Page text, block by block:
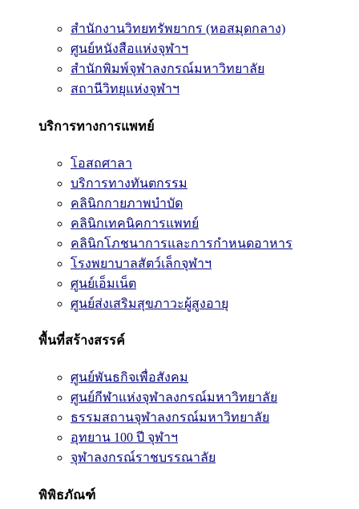
สำนักงานวิทยทรัพยากร (หอสมุดกลาง)
ศูนย์หนังสือแห่งจุฬาฯ
สำนักพิมพ์จุฬาลงกรณ์มหาวิทยาลัย
สถานีวิทยุแห่งจุฬาฯ
บริการทางการแพทย์
โอสถศาลา
บริการทางทันตกรรม
คลินิกกายภาพบำบัด
คลินิกเทคนิคการแพทย์
คลินิกโภชนาการและการกำหนดอาหาร
โรงพยาบาลสัตว์เล็กจุฬาฯ
ศูนย์เอ็มเน็ต
ศูนย์ส่งเสริมสุขภาวะผู้สูงอายุ
พื้นที่สร้างสรรค์
ศูนย์พันธกิจเพื่อสังคม
ศูนย์กีฬาแห่งจุฬาลงกรณ์มหาวิทยาลัย
ธรรมสถานจุฬาลงกรณ์มหาวิทยาลัย
อุทยาน 100 ปี จุฬาฯ
จุฬาลงกรณ์ราชบรรณาลัย
พิพิธภัณฑ์